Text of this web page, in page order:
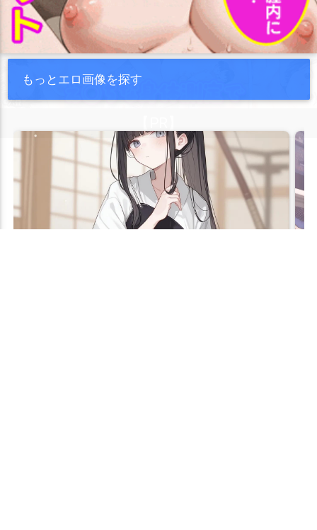
もっとエロ画像を探す
【PR】